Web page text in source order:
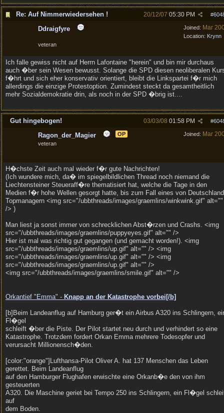
Re: Auf Nimmerwiedersehen ! #
20/12/07 05:30 PM
Joined: Mar
Location: Krynn
Ddraigfyre
veteran
Ich falle gewiss nicht auf Herrn Lafontaine "herein" und bin mir durchaus
auch �ber sein Wesen bewusst. Solange die SPD diesen neoliberalen
f�hrt und sich eher konservativ orientiert, bleibt die Linkspartei f�r mich
allerdings die einzige Protestoption. Zumindest steckt da gesamtheitlich
mehr Sozialdemokratie drin, als noch in der SPD �brig ist....
Gut hingebogen! #
03/03/08 01:58 PM
Joined: Mar
Ragon_der_Magier
OP
veteran
H�chste Zeit auch mal wieder f�r gute Nachrichten!
(Ich wundere mich, da� im spiegelbildlichen Thread noch niemand die
Liechtensteiner Steueraff�re thematisiert hat, welche die Tage in den
Medien f�r hohe Wellen gesorgt hatte, bis zum Fall eines von
Topmanagern <img src="/ubbthreads/images/graemlins/winkwink.gif" alt=""
/> )
Man liest ja sonst immer von schrecklichen Abst�rzen und Crashs. <img
src="/ubbthreads/images/graemlins/puppyeyes.gif" alt="" />
Hier ist mal was richtig gut gegangen (und gemacht worden!). <img
src="/ubbthreads/images/graemlins/up.gif" alt="" /> <img
src="/ubbthreads/images/graemlins/up.gif" alt="" /> <img
src="/ubbthreads/images/graemlins/up.gif" alt="" />
<img src="/ubbthreads/images/graemlins/smile.gif" alt="" />
Orkantief "Emma" - Knapp an der Katastrophe vorbei[/b]
[b]Beim Landeanflug auf Hamburg ger�t ein Airbus A320 ins Schlingern,
Fl�gel
schleift �ber die Piste. Der Pilot startet neu durch und verhindert so eine
Katastrophe. Trotzdem fordert Orkan Emma mehrere Todesopfer und
verursacht Millionensch�den.
[color:"orange"]Lufthansa-Pilot Oliver A. hat 137 Menschen das Leben
gerettet. Beim Landeanflug
auf den Hamburger Flughafen erwischte eine Orkanb�e den von ihm
gesteuerten
A320. Die Maschine geriet bei Tempo 250 ins Schlingern, ein Fl�gel
auf
dem Boden.